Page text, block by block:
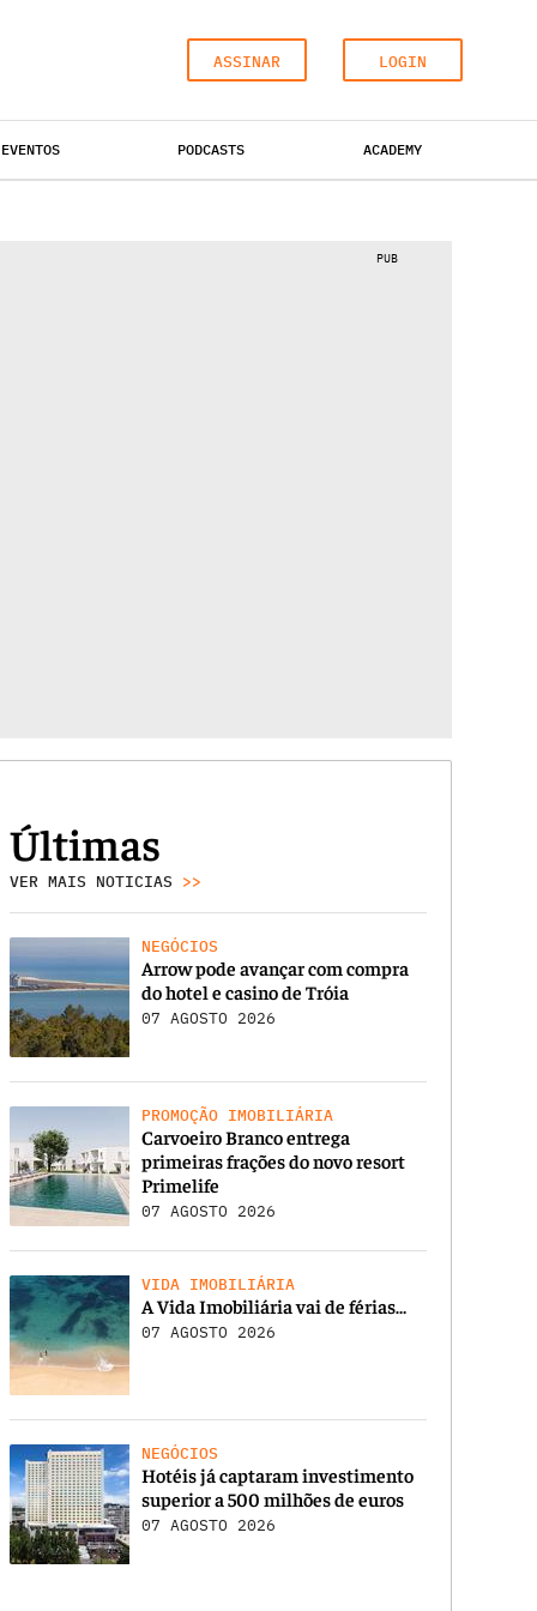
ASSINAR LOGIN
EVENTOS PODCASTS ACADEMY
PUB
Últimas
VER MAIS NOTICIAS >>
NEGÓCIOS
Arrow pode avançar com compra
do hotel e casino de Tróia
07 AGOSTO 2026
PROMOÇÃO IMOBILIÁRIA
Carvoeiro Branco entrega
primeiras frações do novo resort
Primelife
07 AGOSTO 2026
VIDA IMOBILIÁRIA
A Vida Imobiliária vai de férias…
07 AGOSTO 2026
NEGÓCIOS
Hotéis já captaram investimento
superior a 500 milhões de euros
07 AGOSTO 2026